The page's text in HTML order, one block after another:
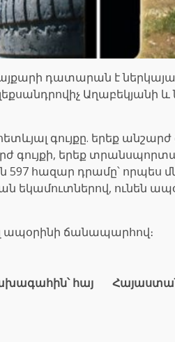
դատարան է
Աղաբեկյանի
գույքը. երեք
գույքի, երեք
597 հազար դրամը՝
եկամուտներով, ունեն
ապօրինի ճանապարհով։
հայ